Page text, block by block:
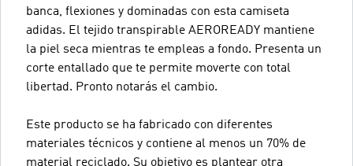
banca, flexiones y dominadas con esta camiseta
adidas. El tejido transpirable AEROREADY mantiene
la piel seca mientras te empleas a fondo. Presenta un
corte entallado que te permite moverte con total
libertad. Pronto notarás el cambio.
Este producto se ha fabricado con diferentes
materiales técnicos y contiene al menos un 70% de
material reciclado. Su objetivo es plantear otra